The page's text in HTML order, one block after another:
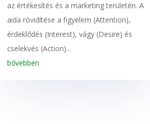
az értékesítés és a marketing területén. A
aida rövidítése a figyelem (Attention),
érdeklődés (Interest), vágy (Desire) és
cselekvés (Action)...
bővebben